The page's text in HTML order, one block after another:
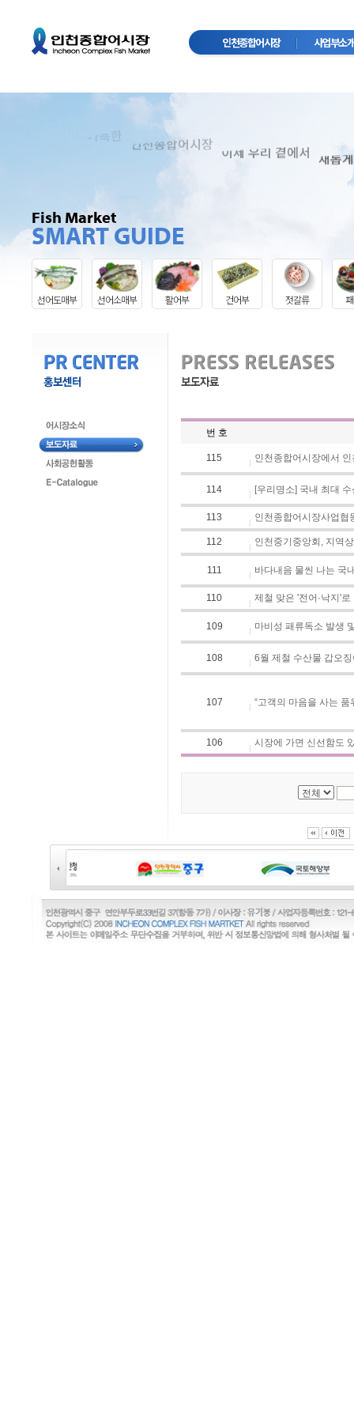
인천종합어시장 사업부소개
InCheon Complex
Fish
새롭
Fish Market
SMART GUIDE
선어도매부 선어소매부 활어부 건어부 젓갈류
번 호
115 인천종합어시장에서
114 [우리명소] 국내 최대
113 인천종합어시장사업협
112 인천중기중앙회, 지역
111 바다내음 물씬 나는 국
110 제철 맞은 '전어·낙지'
109 마비성 패류독소 발생
108 6월 제철 수산물 갑오
107 “고객의 마음을 사는
106 시장에 가면 신선함도